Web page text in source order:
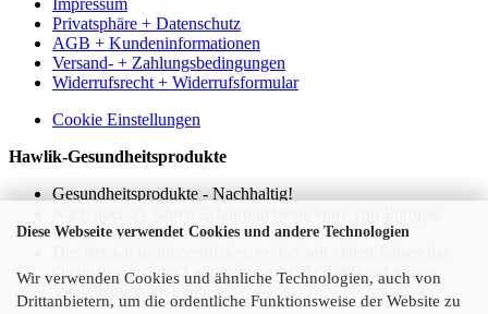
Diese Webseite verwendet Cookies und andere Technologien
Wir verwenden Cookies und ähnliche Technologien, auch von
Drittanbietern, um die ordentliche Funktionsweise der Website zu
Privatsphäre + Datenschutz
AGB + Kundeninformationen
Versand- + Zahlungsbedingungen
Widerrufsrecht + Widerrufsformular
Cookie Einstellungen
Hawlik-Gesundheitsprodukte
Gesundheitsprodukte - Nachhaltig!
führenden Pilzproduzenten.
Qualitätssiegel der Laborgruppe AGROLAB auf seinen
Vitalpilzprodukten führen.